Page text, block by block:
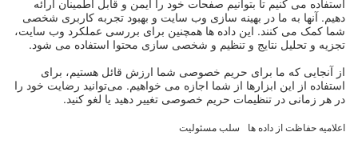
حریم خصوصی و دسترسی‌پذیری
تنظیمات حریم خصوصی
دسترسی‌پذیری